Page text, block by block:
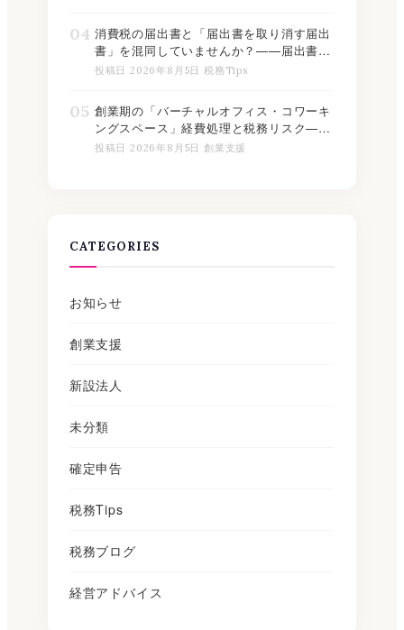
04 消費税の届出書と「届出書を取り消す届出
書」を混同していませんか？——届出書同
士の関係と提出期限を一覧表で整理【2026
投稿日 2026年8月5日 税務Tips
05 創業期の「バーチャルオフィス・コワーキ
ングスペース」経費処理と税務リスク——
勘定科目・消費税の取り扱いを整理【2026
投稿日 2026年8月5日 創業支援
CATEGORIES
お知らせ
創業支援
新設法人
未分類
確定申告
税務Tips
税務ブログ
経営アドバイス